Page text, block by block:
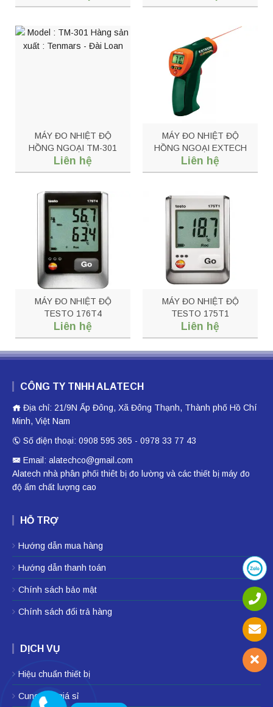
MÁY ĐO NHIỆT ĐỘ
HỒNG NGOẠI TM-301
Liên hệ
MÁY ĐO NHIỆT ĐỘ
HỒNG NGOẠI EXTECH
42510
Liên hệ
MÁY ĐO NHIỆT ĐỘ
TESTO 176T4
Liên hệ
MÁY ĐO NHIỆT ĐỘ
TESTO 175T1
Liên hệ
CÔNG TY TNHH ALATECH
Địa chỉ: 21/9N Ấp Đông, Xã Đông Thạnh, Thành phố Hồ Chí
Minh, Việt Nam
Số điện thoại: 0908 595 365 - 0978 33 77 43
Email: alatechco@gmail.com
Alatech nhà phân phối thiêt bị đo lường và các thiết bị máy đo
độ ẩm chất lượng cao
HỖ TRỢ
Hướng dẫn mua hàng
Hướng dẫn thanh toán
Chính sách bảo mật
Chính sách đổi trả hàng
DỊCH VỤ
Hiệu chuẩn thiết bị
Cung cấp giá sỉ